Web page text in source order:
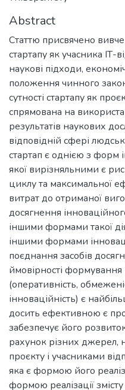
Abstract
Статтю присвячено
стартапу як учасника ІТ-
наукові підходи,
положення чинного
сутності стартапу як
спрямована на
результатів наукових
відповідній сфері
стартап є однією з форм
якої вирізняльними є
циклу та максимальної
витрат до отриманої
досягнення
іншими формами такої
іншими формами
поєднання засобів
ймовірності
(оперативність,
інноваційність) є
досить ефективною є
забезпечує його
рахунок різних джерел,
проєкту і учасниками
яка є формою його
формою реалізації змісту